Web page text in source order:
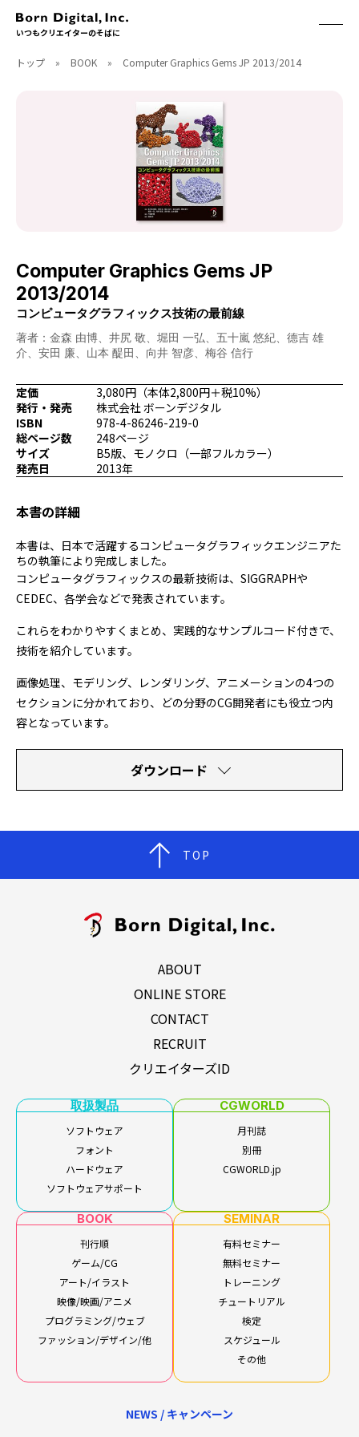
いつもクリエイターのそばに
ABOUT
CGWORLD
CGWORLD.jp
BOOK
刊行順
ゲーム/CG
アート/イラスト
映像/映画/アニメ
ファッション/デザイン/他
SEMINAR
無料セミナー
トレーニング
チュートリアル
スケジュール
トップ » BOOK » Computer Graphics Gems JP 2013/2014
Computer Graphics Gems JP
2013/2014
コンピュータグラフィックス技術の最前線
著者：金森 由博、井尻 敬、堀田 一弘、五十嵐 悠紀、德吉 雄
介、安田 廉、山本 醍田、向井 智彦、梅谷 信行
定価
3,080円（本体2,800円＋税10%）
発行・発売
株式会社 ボーンデジタル
ISBN
978-4-86246-219-0
総ページ数
248ページ
サイズ
B5版、モノクロ（一部フルカラー）
発売日
2013年
本書の詳細
本書は、日本で活躍するコンピュータグラフィックエンジニアた
ちの執筆により完成しました。
コンピュータグラフィックスの最新技術は、SIGGRAPHや
CEDEC、各学会などで発表されています。
これらをわかりやすくまとめ、実践的なサンプルコード付きで、
技術を紹介しています。
画像処理、モデリング、レンダリング、アニメーションの4つの
セクションに分かれており、どの分野のCG開発者にも役立つ内
容となっています。
ダウンロード
TOP
ABOUT
ONLINE STORE
CONTACT
RECRUIT
クリエイターズID
取扱製品
ソフトウェア
フォント
ハードウェア
ソフトウェアサポート
CGWORLD
月刊誌
別冊
CGWORLD.jp
BOOK
刊行順
ゲーム/CG
アート/イラスト
映像/映画/アニメ
プログラミング/ウェブ
ファッション/デザイン/他
SEMINAR
有料セミナー
無料セミナー
トレーニング
チュートリアル
検定
スケジュール
その他
NEWS / キャンペーン